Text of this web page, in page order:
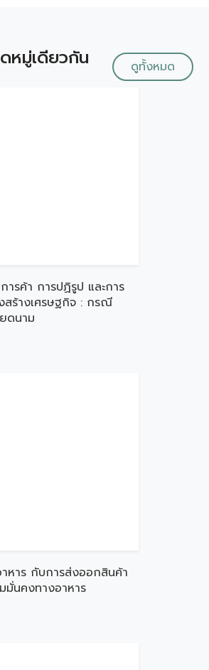
หมู่เดียวกัน ดูทั้งหมด
ารค้า การปฏิรูป และการ
สร้างเศรษฐกิจ : กรณี
ดนาม
หาร กับการส่งออกสินค้า
มั่นคงทางอาหาร